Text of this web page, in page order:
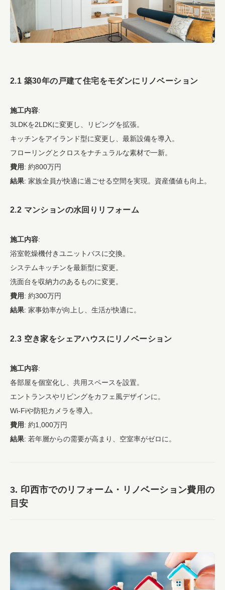
2.1 築30年の戸建て住宅をモダンにリノベーション
施工内容:
3LDKを2LDKに変更し、リビングを拡張。
キッチンをアイランド型に変更し、最新設備を導入。
フローリングとクロスをナチュラルな素材で一新。
費用: 約800万円
結果: 家族全員が快適に過ごせる空間を実現。資産価値も向上。
2.2 マンションの水回りリフォーム
施工内容:
浴室乾燥機付きユニットバスに交換。
システムキッチンを最新型に変更。
洗面台を収納力のあるものに変更。
費用: 約300万円
結果: 家事効率が向上し、生活が快適に。
2.3 空き家をシェアハウスにリノベーション
施工内容:
各部屋を個室化し、共用スペースを設置。
エントランスやリビングをカフェ風デザインに。
Wi-Fiや防犯カメラを導入。
費用: 約1,000万円
結果: 若年層からの需要が高まり、空室率がゼロに。
3. 印西市でのリフォーム・リノベーション費用の
目安